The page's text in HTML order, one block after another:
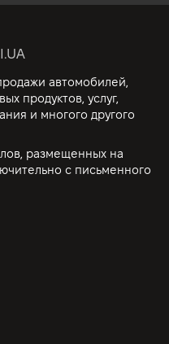
автомобилей,
продуктов, услуг,
и многого другого
размещенных на
с письменного